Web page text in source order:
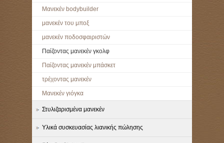
Μανεκέν bodybuilder
μανεκέν του μποξ
μανεκέν ποδοσφαιριστών
Παίζοντας μανεκέν γκολφ
Παίζοντας μανεκέν μπάσκετ
τρέχοντας μανεκέν
Μανεκέν γιόγκα
Στυλιζαρισμένα μανεκέν
Υλικά συσκευασίας λιανικής πώλησης